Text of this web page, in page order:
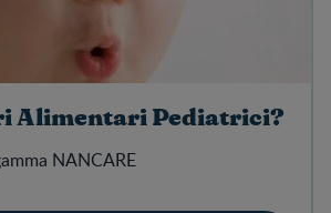
Alimentari Pediatrici?
NANCARE